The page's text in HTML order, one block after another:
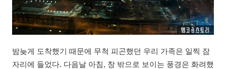
밤늦게 도착했기 때문에 무척 피곤했던 우리 가족은 일찍 잠
자리에 들었다. 다음날 아침, 창 밖으로 보이는 풍경은 화려했